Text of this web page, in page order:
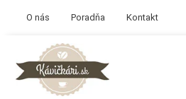
O nás Poradňa Kontakt